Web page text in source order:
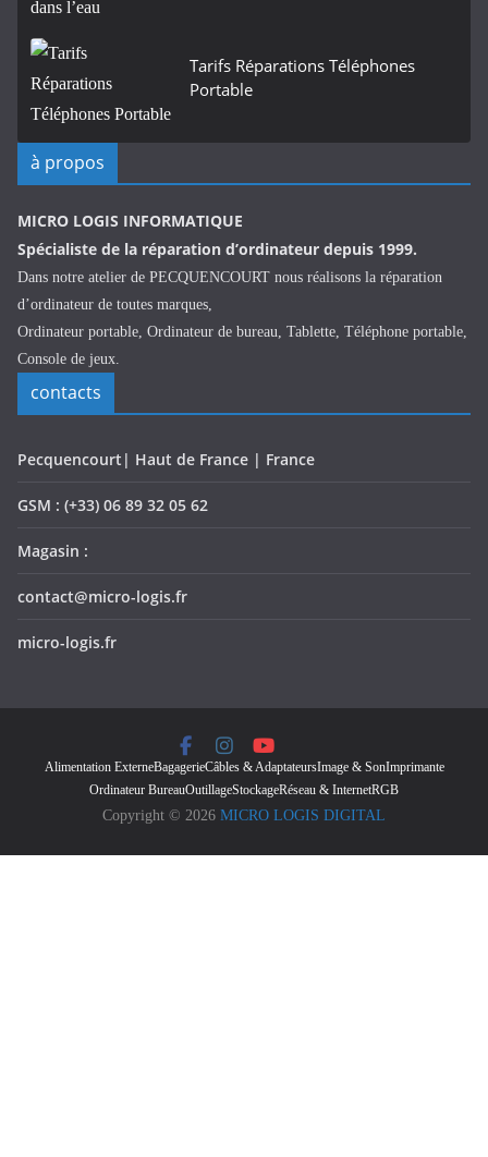
Tarifs Réparations Téléphones
Portable
à propos
MICRO LOGIS INFORMATIQUE
Spécialiste de la réparation d’ordinateur depuis 1999.
Dans notre atelier de PECQUENCOURT nous réalisons la réparation
d’ordinateur de toutes marques,
Ordinateur portable, Ordinateur de bureau, Tablette, Téléphone portable,
Console de jeux.
contacts
Pecquencourt| Haut de France | France
GSM : (+33) 06 89 32 05 62
Magasin :
contact@micro-logis.fr
micro-logis.fr
Alimentation ExterneBagagerieCâbles & AdaptateursImage & SonImprimante
Ordinateur BureauOutillageStockageRéseau & InternetRGB
Copyright © 2026 MICRO LOGIS DIGITAL